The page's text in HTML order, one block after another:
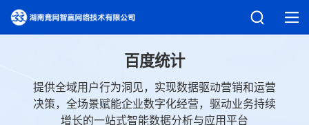
百度统计
提供全域用户行为洞见，实现数据驱动营销和运营
决策，全场景赋能企业数字化经营，驱动业务持续
增长的一站式智能数据分析与应用平台